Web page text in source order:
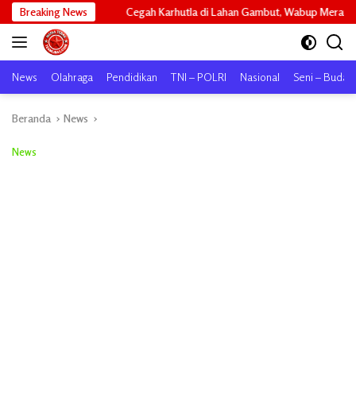
Langsung
ke
konten
Breaking News
Cegah Karhutla di Lahan Gambut, Wabup Meranti Perintahkan
News Olahraga Pendidikan TNI – POLRI Nasional Seni –
Beranda News
News